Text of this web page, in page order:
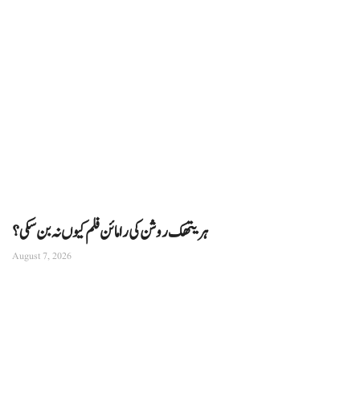
ہریتھک روشن کی رامائن فلم کیوں نہ بن سکی؟
August 7, 2026